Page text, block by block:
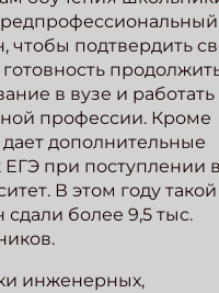
чтобы подтвердить
в вузе и
профессии. Кроме
дает дополнительные
ЕГЭ при поступлении в
В этом году такой
сдали более 9,5 тыс.
инженерных,